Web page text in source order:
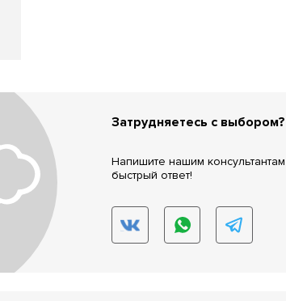
Затрудняетесь с выбором?
Напишите нашим
быстрый ответ!